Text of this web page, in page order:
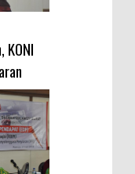
KONI